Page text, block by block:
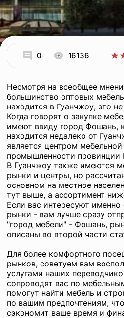
0 16136
Несмотря на всеобщее
большинство оптовых
находится в Гуанчжоу, это
Когда говорят о закупке
имеют ввиду город Фошань,
находится недалеко от
является центром мебельной
промышленности провинции
В Гуанчжоу также имеются
рынки и центры, но
основном на местное
тут выше, а ассортимент
Если вас интересуют именно
рынки - вам лучше сразу
"город мебели" - Фошань,
описаны во второй части
Для более комфортного
рынков, советуем вам
услугами наших
сопроводят вас по
помогут найти мебель и
по вашим предпочтениям,
сэкономит ваше время и